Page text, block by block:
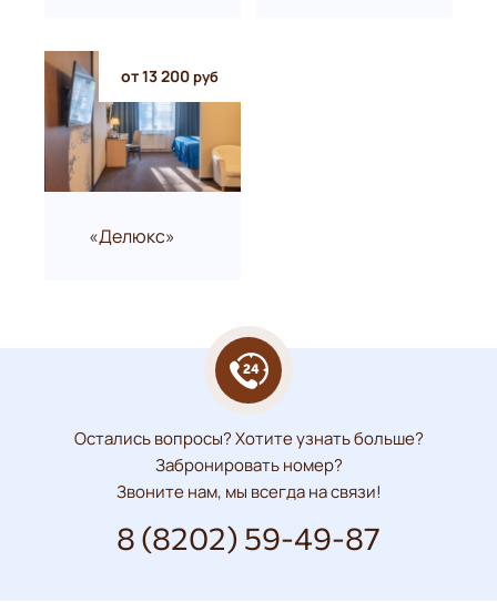
«Делюкс»
от 13 200руб
Остались вопросы? Хотите узнать больше?
Забронировать номер?
Звоните нам, мы всегда на связи!
8 (8202) 59-49-87